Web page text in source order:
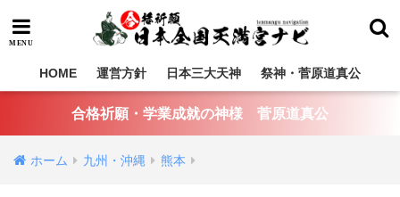
HOME 運営方針 日本三大天神 祭神・菅原道真公
合格祈願・学業成就の神様 菅原道真公
ホーム 九州・沖縄 熊本